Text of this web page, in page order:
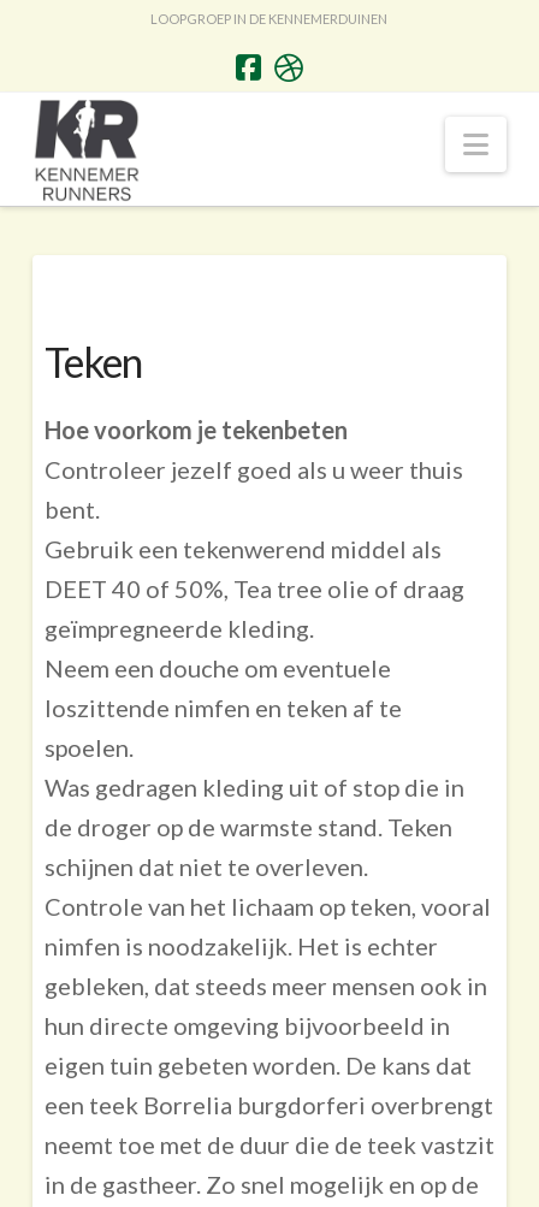
LOOPGROEP IN DE KENNEMERDUINEN
Teken
Hoe voorkom je tekenbeten
Controleer jezelf goed als u weer thuis
bent.
Gebruik een tekenwerend middel als
DEET 40 of 50%, Tea tree olie of draag
geïmpregneerde kleding.
Neem een douche om eventuele
loszittende nimfen en teken af te
spoelen.
Was gedragen kleding uit of stop die in
de droger op de warmste stand. Teken
schijnen dat niet te overleven.
Controle van het lichaam op teken, vooral
nimfen is noodzakelijk. Het is echter
gebleken, dat steeds meer mensen ook in
hun directe omgeving bijvoorbeeld in
eigen tuin gebeten worden. De kans dat
een teek Borrelia burgdorferi overbrengt
neemt toe met de duur die de teek vastzit
in de gastheer. Zo snel mogelijk en op de